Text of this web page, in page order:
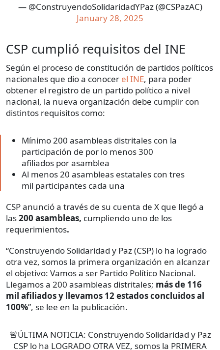
— @ConstruyendoSolidaridadYPaz (@CSPazAC)
January 28, 2025
CSP cumplió requisitos del INE
Según el proceso de constitución de partidos políticos
nacionales que dio a conocer el INE, para poder
obtener el registro de un partido político a nivel
nacional, la nueva organización debe cumplir con
distintos requisitos como:
Mínimo 200 asambleas distritales con la
participación de por lo menos 300
afiliados por asamblea
Al menos 20 asambleas estatales con tres
mil participantes cada una
CSP anunció a través de su cuenta de X que llegó a
las200 asambleas, cumpliendo uno de los
requerimientos.
“Construyendo Solidaridad y Paz (CSP) lo ha logrado
otra vez, somos la primera organización en alcanzar
el objetivo: Vamos a ser Partido Político Nacional.
Llegamos a 200 asambleas distritales; más de 116
mil afiliados y llevamos 12 estados concluidos al
100%”, se lee en la publicación.
🚨ÚLTIMA NOTICIA: Construyendo Solidaridad y Paz
CSP lo ha LOGRADO OTRA VEZ, somos la PRIMERA